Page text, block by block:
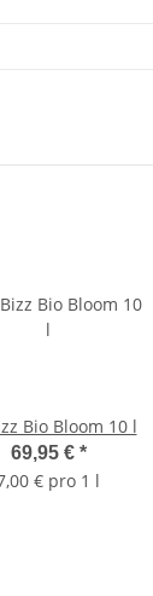
Bio Bloom 10 l
69,95 € *
€ pro 1 l